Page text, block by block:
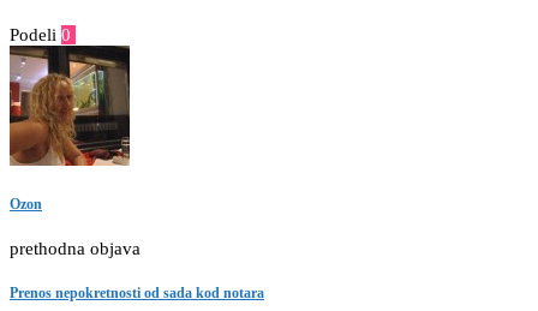
Podeli 0
Ozon
prethodna objava
Prenos nepokretnosti od sada kod notara